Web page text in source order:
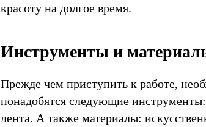
красоту на долгое время.
Инструменты и
Прежде чем приступить к работе,
понадобятся следующие
лента. А также материалы: